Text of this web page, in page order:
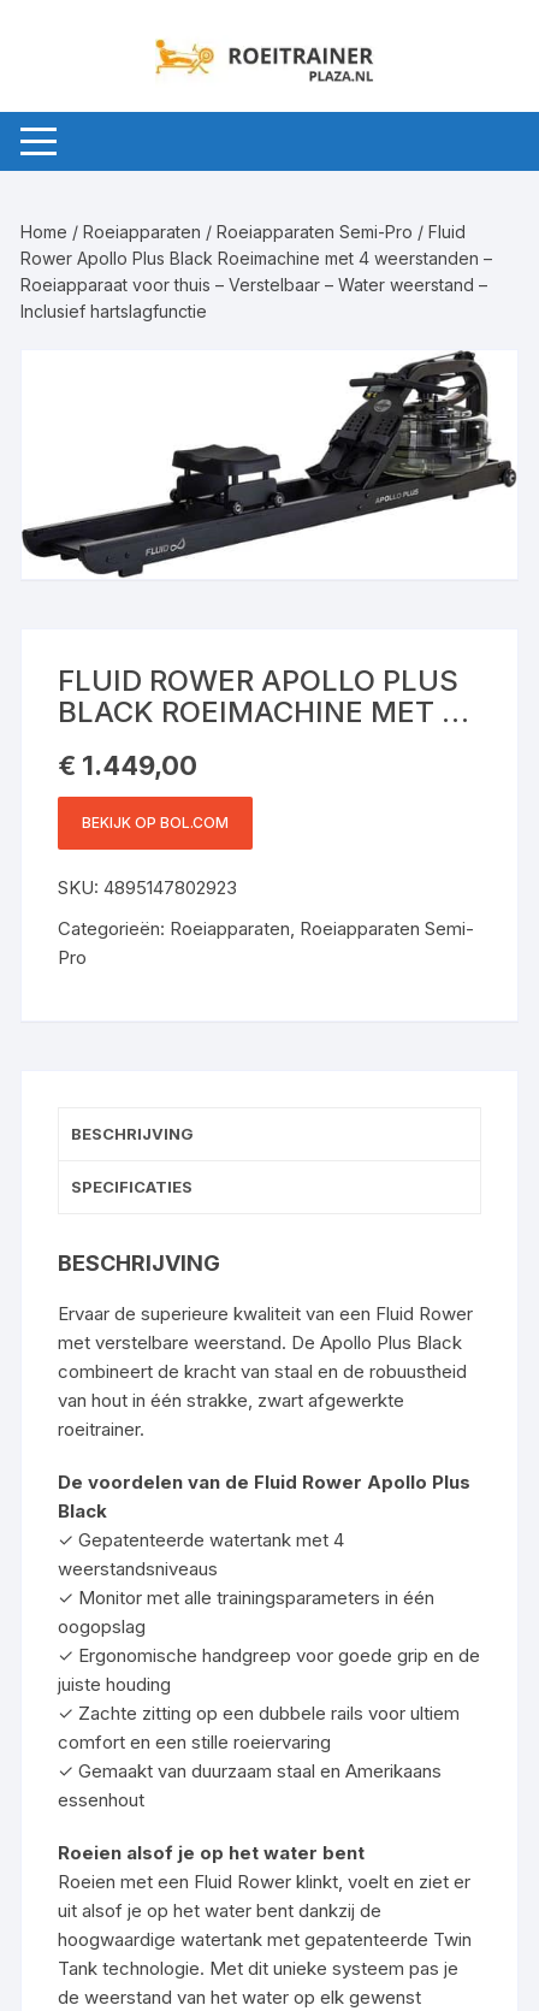
Home /Roeiapparaten /Roeiapparaten Semi-Pro / Fluid
Rower Apollo Plus Black Roeimachine met 4 weerstanden –
Roeiapparaat voor thuis – Verstelbaar – Water weerstand –
Inclusief hartslagfunctie
FLUID ROWER APOLLO PLUS
BLACK ROEIMACHINE MET 4
ROEIAPPARAAT VOOR THUIS
– VERSTELBAAR – WATER
WEERSTAND – INCLUSIEF
€ 1.449,00
BEKIJK OP BOL.COM
SKU:4895147802923
Categorieën: Roeiapparaten, Roeiapparaten Semi-
Pro
BESCHRIJVING
SPECIFICATIES
BESCHRIJVING
Ervaar de superieure kwaliteit van een Fluid Rower
met verstelbare weerstand. De Apollo Plus Black
combineert de kracht van staal en de robuustheid
van hout in één strakke, zwart afgewerkte
roeitrainer.
De voordelen van de Fluid Rower Apollo Plus
Black
✓ Gepatenteerde watertank met 4
weerstandsniveaus
✓ Monitor met alle trainingsparameters in één
oogopslag
✓ Ergonomische handgreep voor goede grip en de
juiste houding
✓ Zachte zitting op een dubbele rails voor ultiem
comfort en een stille roeiervaring
✓ Gemaakt van duurzaam staal en Amerikaans
essenhout
Roeien alsof je op het water bent
Roeien met een Fluid Rower klinkt, voelt en ziet er
uit alsof je op het water bent dankzij de
hoogwaardige watertank met gepatenteerde Twin
Tank technologie. Met dit unieke systeem pas je
de weerstand van het water op elk gewenst